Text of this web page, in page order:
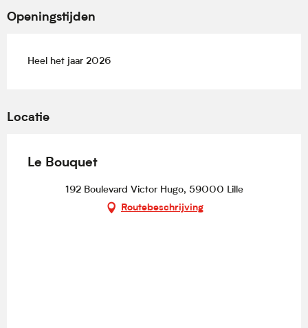
Openingstijden
Heel het jaar 2026
Locatie
Le Bouquet
192 Boulevard Victor Hugo, 59000 Lille
Routebeschrijving